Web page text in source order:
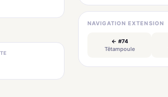
NAVIGATION EXTENSION
← #74
Têtampoule